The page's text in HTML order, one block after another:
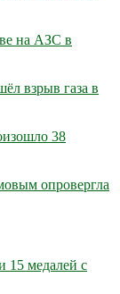
на АЗС в
взрыв газа в
38
опровергла
15 медалей с